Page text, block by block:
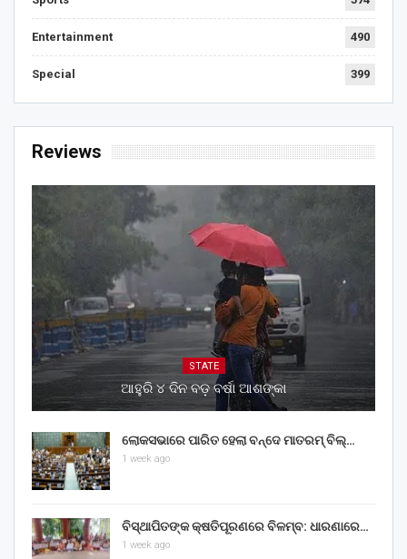
Entertainment 490
Special 399
Reviews
STATE
ଆହୁରି ୪ ଦିନ ବଡ଼ ବର୍ଷା ଆଶଙ୍କା
ଲୋକସଭାରେ ପାରିତ ହେଲା ବନ୍ଦେ ମାତରମ୍‌ ବିଲ୍‌…
1 week ago
ବିସ୍ଥାପିତଙ୍କ କ୍ଷତିପୂରଣରେ ବିଳମ୍ବ: ଧାରଣାରେ…
1 week ago